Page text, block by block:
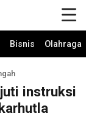
Bisnis Olahraga
instruksi